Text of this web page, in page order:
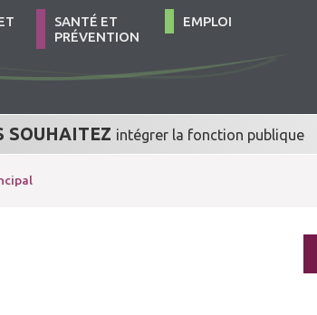
SANTÉ ET
PRÉVENTION
EMPLOI
SOUHAITEZ intégrer la fonction publique